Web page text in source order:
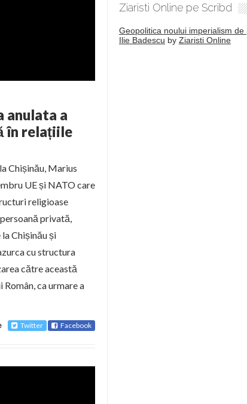
anulata a
în relațiile
Chișinău, Marius
UE și NATO care
religioase
privată,
Chișinău și
cu structura
către această
ca urmare a
Twitter Facebook
Ziaristi Online pe Scribd
Geopolitica noului imperialism de
Ilie Badescu by Ziaristi Online